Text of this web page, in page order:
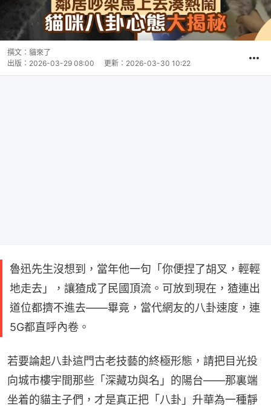
撰文： 貓來了
出版： 2026-03-29 08:00 更新： 2026-03-30 10:22
魯迅先生沒想到，當年他一句「你便捏了胡叉，輕輕
地走去」，讓猹成了民國頂流。可放到現在，猹連出
道位都擠不進去——畢竟，當代網友的八卦速度，連
5G都直呼內卷。
若要論起八卦這門古老技藝的終極形態，請把目光投
向城市樓宇間那些「深藏功與名」的陽台——那裏端
坐着的貓主子們，才是真正把「八卦」升華為一種靜